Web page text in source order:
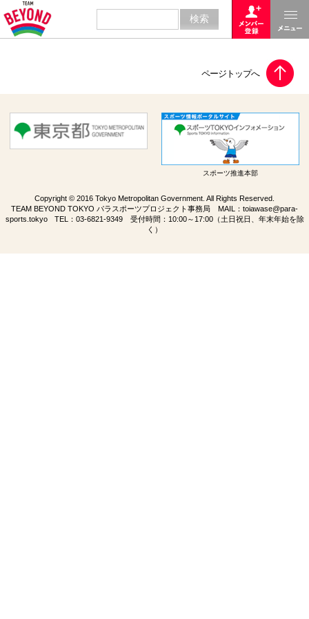
スポーツ推進本部
Copyright © 2016 Tokyo Metropolitan Government. All Rights Reserved.
TEAM BEYOND TOKYO パラスポーツプロジェクト事務局 MAIL： toiawase@para-
sports.tokyoTEL： 03-6821-9349受付時間：10:00～17:00（土日祝日、年末年始を除
く）